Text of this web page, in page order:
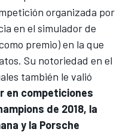
organizada por
en el simulador de
premio) en la que
Su notoriedad en el
también le valió
en competiciones
de 2018, la
y la Porsche